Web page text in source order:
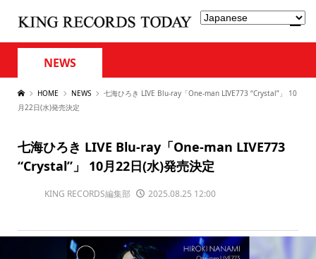
NEWS
HOME NEWS
七海ひろき LIVE Blu-ray「One-man LIVE773 “Crystal”」 10
月22日(水)発売決定
七海ひろき LIVE Blu-ray「One-man LIVE773
“Crystal”」 10月22日(水)発売決定
KING RECORDS編集部 2025.08.25 12:00